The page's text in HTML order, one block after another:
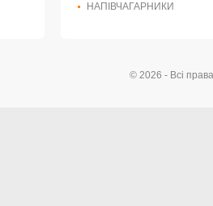
НАПІВЧАГАРНИКИ
© 2026 - Всі